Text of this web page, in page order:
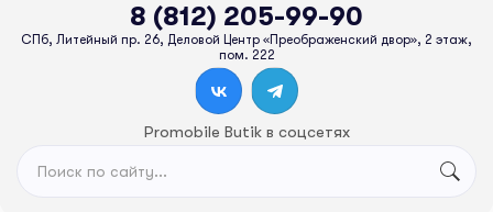
8 (812) 205-99-90
СПб, Литейный пр. 26, Деловой Центр «Преображенский двор», 2 этаж,
пом. 222
Promobile Butik в соцсетях